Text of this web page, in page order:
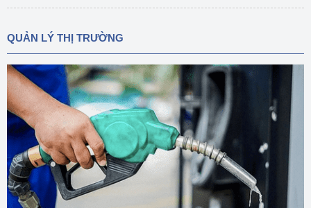
QUẢN LÝ THỊ TRƯỜNG